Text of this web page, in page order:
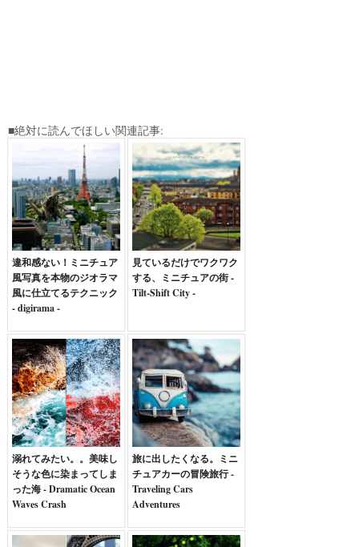
■絶対に読んでほしい関連記事:
違和感ない！ミニチュア
風写真を本物のジオラマ
風に仕立てるテクニック
- digirama -
見ているだけでワクワク
する、ミニチュアの街 -
Tilt-Shift City -
溺れてみたい。。美味し
そうな色に染まってしま
った海 - Dramatic Ocean
Waves Crash
旅に出したくなる。ミニ
チュアカーの冒険旅行 -
Traveling Cars
Adventures